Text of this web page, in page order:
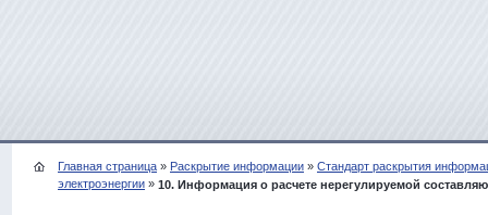
Главная страница » Раскрытие информации » Стандарт раскрытия
электроэнергии » 10. Информация о расчете нерегулируемой